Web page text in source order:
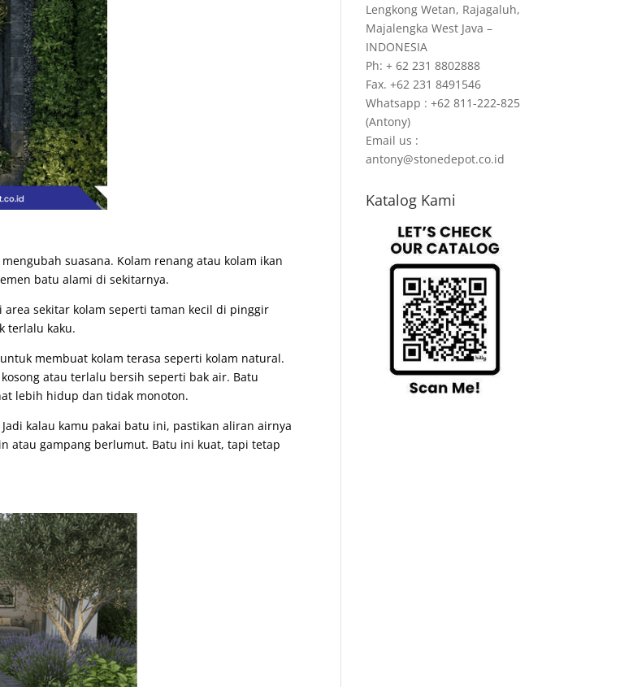
suasana. Kolam renang atau kolam ikan
batu alami di sekitarnya.
sekitar kolam seperti taman kecil di pinggir
terlalu kaku.
membuat kolam terasa seperti kolam natural.
atau terlalu bersih seperti bak air. Batu
lebih hidup dan tidak monoton.
kalau kamu pakai batu ini, pastikan aliran airnya
atau gampang berlumut. Batu ini kuat, tapi tetap
Lengkong Wetan, Rajagaluh,
Majalengka West Java –
INDONESIA
Ph: + 62 231 8802888
Fax. +62 231 8491546
Whatsapp : +62 811-222-825
(Antony)
Email us :
antony@stonedepot.co.id
Katalog Kami